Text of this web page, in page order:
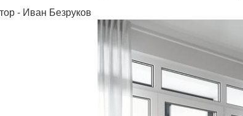
- Иван Безруков